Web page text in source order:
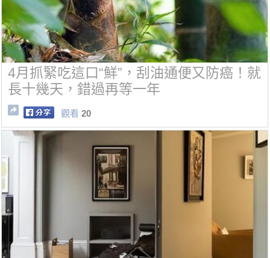
4月抓緊吃這口“鮮”，刮油通便又防癌！就
長十幾天，錯過再等一年
觀看 20